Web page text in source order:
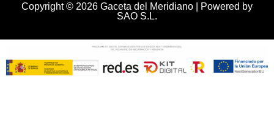
Copyright © 2026 Gaceta del Meridiano | Powered by
SAO S.L.